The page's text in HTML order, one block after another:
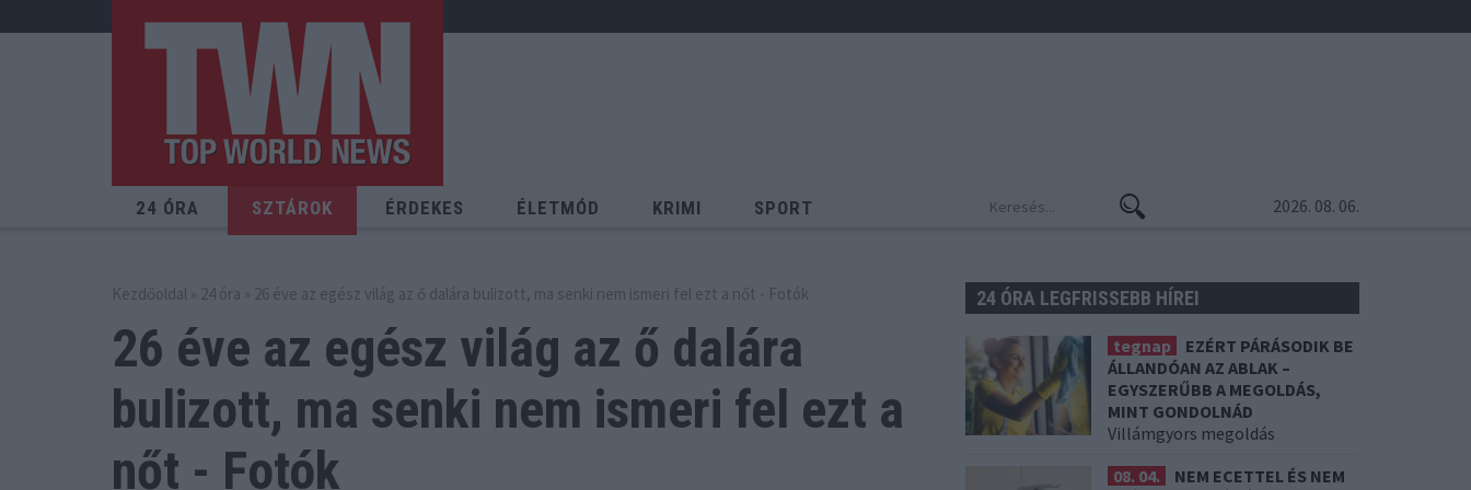
24 ÓRA SZTÁROK ÉRDEKES ÉLETMÓD KRIMI SPORT 2026. 08. 06.
Kezdőoldal » 24 óra » 26 éve az egész világ az ő dalára bulizott, ma senki nem ismeri fel ezt a nőt - Fotók
26 éve az egész világ az ő dalára
bulizott, ma senki nem ismeri fel ezt a
nőt - Fotók
24 ÓRA LEGFRISSEBB HÍREI
tegnap
EZÉRT PÁRÁSODIK BE
ÁLLANDÓAN AZ ABLAK –
EGYSZERŰBB A MEGOLDÁS,
MINT GONDOLNÁD
Villámgyors megoldás
08. 04.
NEM ECETTEL ÉS NEM